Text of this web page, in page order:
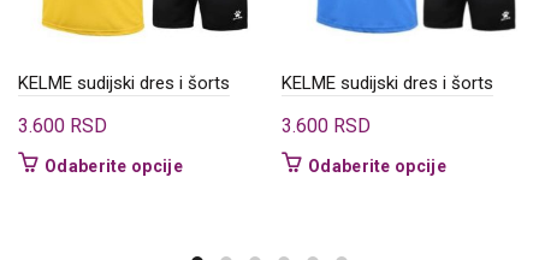
KELME sudijski dres i šorts
3.600 RSD
Odaberite opcijeOvaj
KELME sudijski dres i šorts
3.600 RSD
Odaberite opcijeOvaj